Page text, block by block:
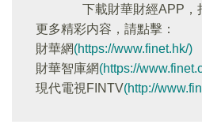
下載財華財經APP，
更多精彩内容，請點擊：
財華網(https://www.finet.hk/)
財華智庫網(https://
現代電視FINTV(http://